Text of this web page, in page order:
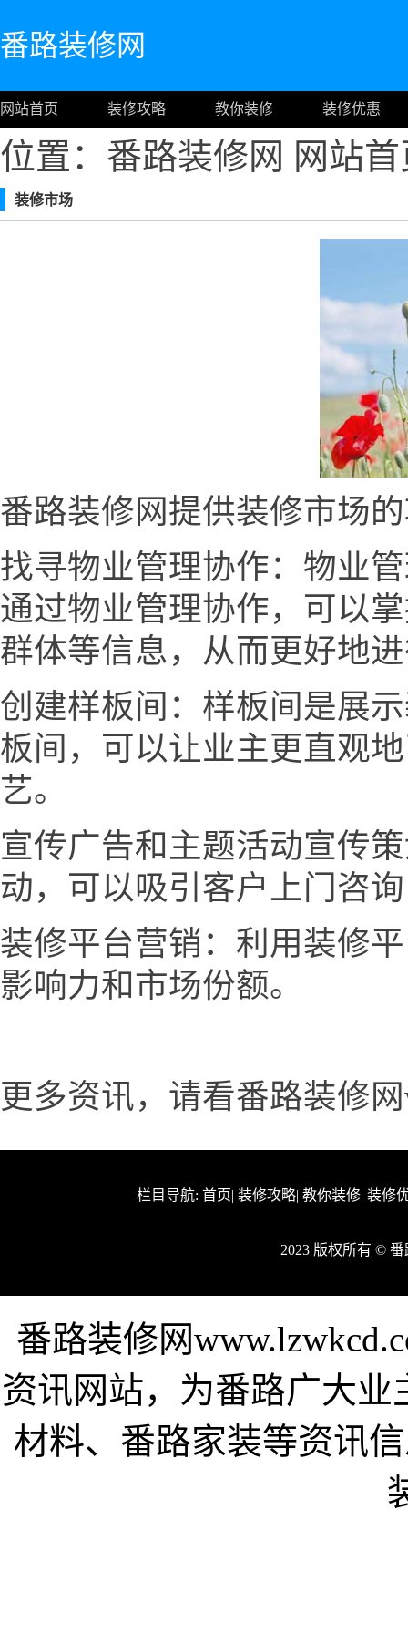
番路装修网
网站首页 装修攻略 教你装修 装修优惠
位置：番路装修网 网站
装修市场
番路装修网提供装修市场
找寻物业管理协作：物业
通过物业管理协作，可以
群体等信息，从而更好地
创建样板间：样板间是展
板间，可以让业主更直观
艺。
宣传广告和主题活动宣传
动，可以吸引客户上门咨
装修平台营销：利用装修
影响力和市场份额。
更多资讯，请看番路装修
栏目导航: 首页| 装修攻略| 教你装修| 装修
2023 版权所有 ©
番路装修网
资讯网站，为番路广大
材料、番路家装等资讯